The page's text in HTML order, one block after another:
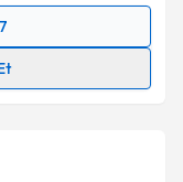
ile